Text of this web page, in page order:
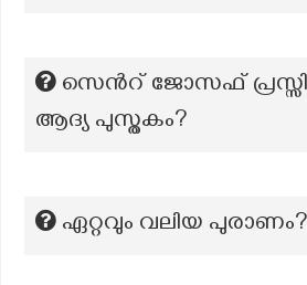
സെന്‍റ് ജോസഫ്
ആദ്യ പുസ്തകം?
ഏറ്റവും വലിയ പുരാണം?